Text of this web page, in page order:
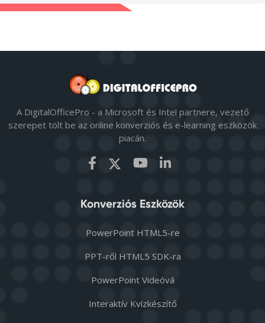
A DigitalOfficePro - a Microsoft és Intel partnere, vezető
szerepet tölt be az online konverziós és e-learning eszközök
piacán.
Konverziós Eszközök
PowerPoint HTML5-re
PPT-ről HTML5 SDK-ra
PowerPoint Videóvá
Interaktív Kvízkészítő